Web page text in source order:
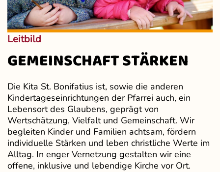
Leitbild
GEMEINSCHAFT STÄRKEN
Die Kita St. Bonifatius ist, sowie die anderen
Kindertageseinrichtungen der Pfarrei auch, ein
Lebensort des Glaubens, geprägt von
Wertschätzung, Vielfalt und Gemeinschaft. Wir
begleiten Kinder und Familien achtsam, fördern
individuelle Stärken und leben christliche Werte im
Alltag. In enger Vernetzung gestalten wir eine
offene, inklusive und lebendige Kirche vor Ort.